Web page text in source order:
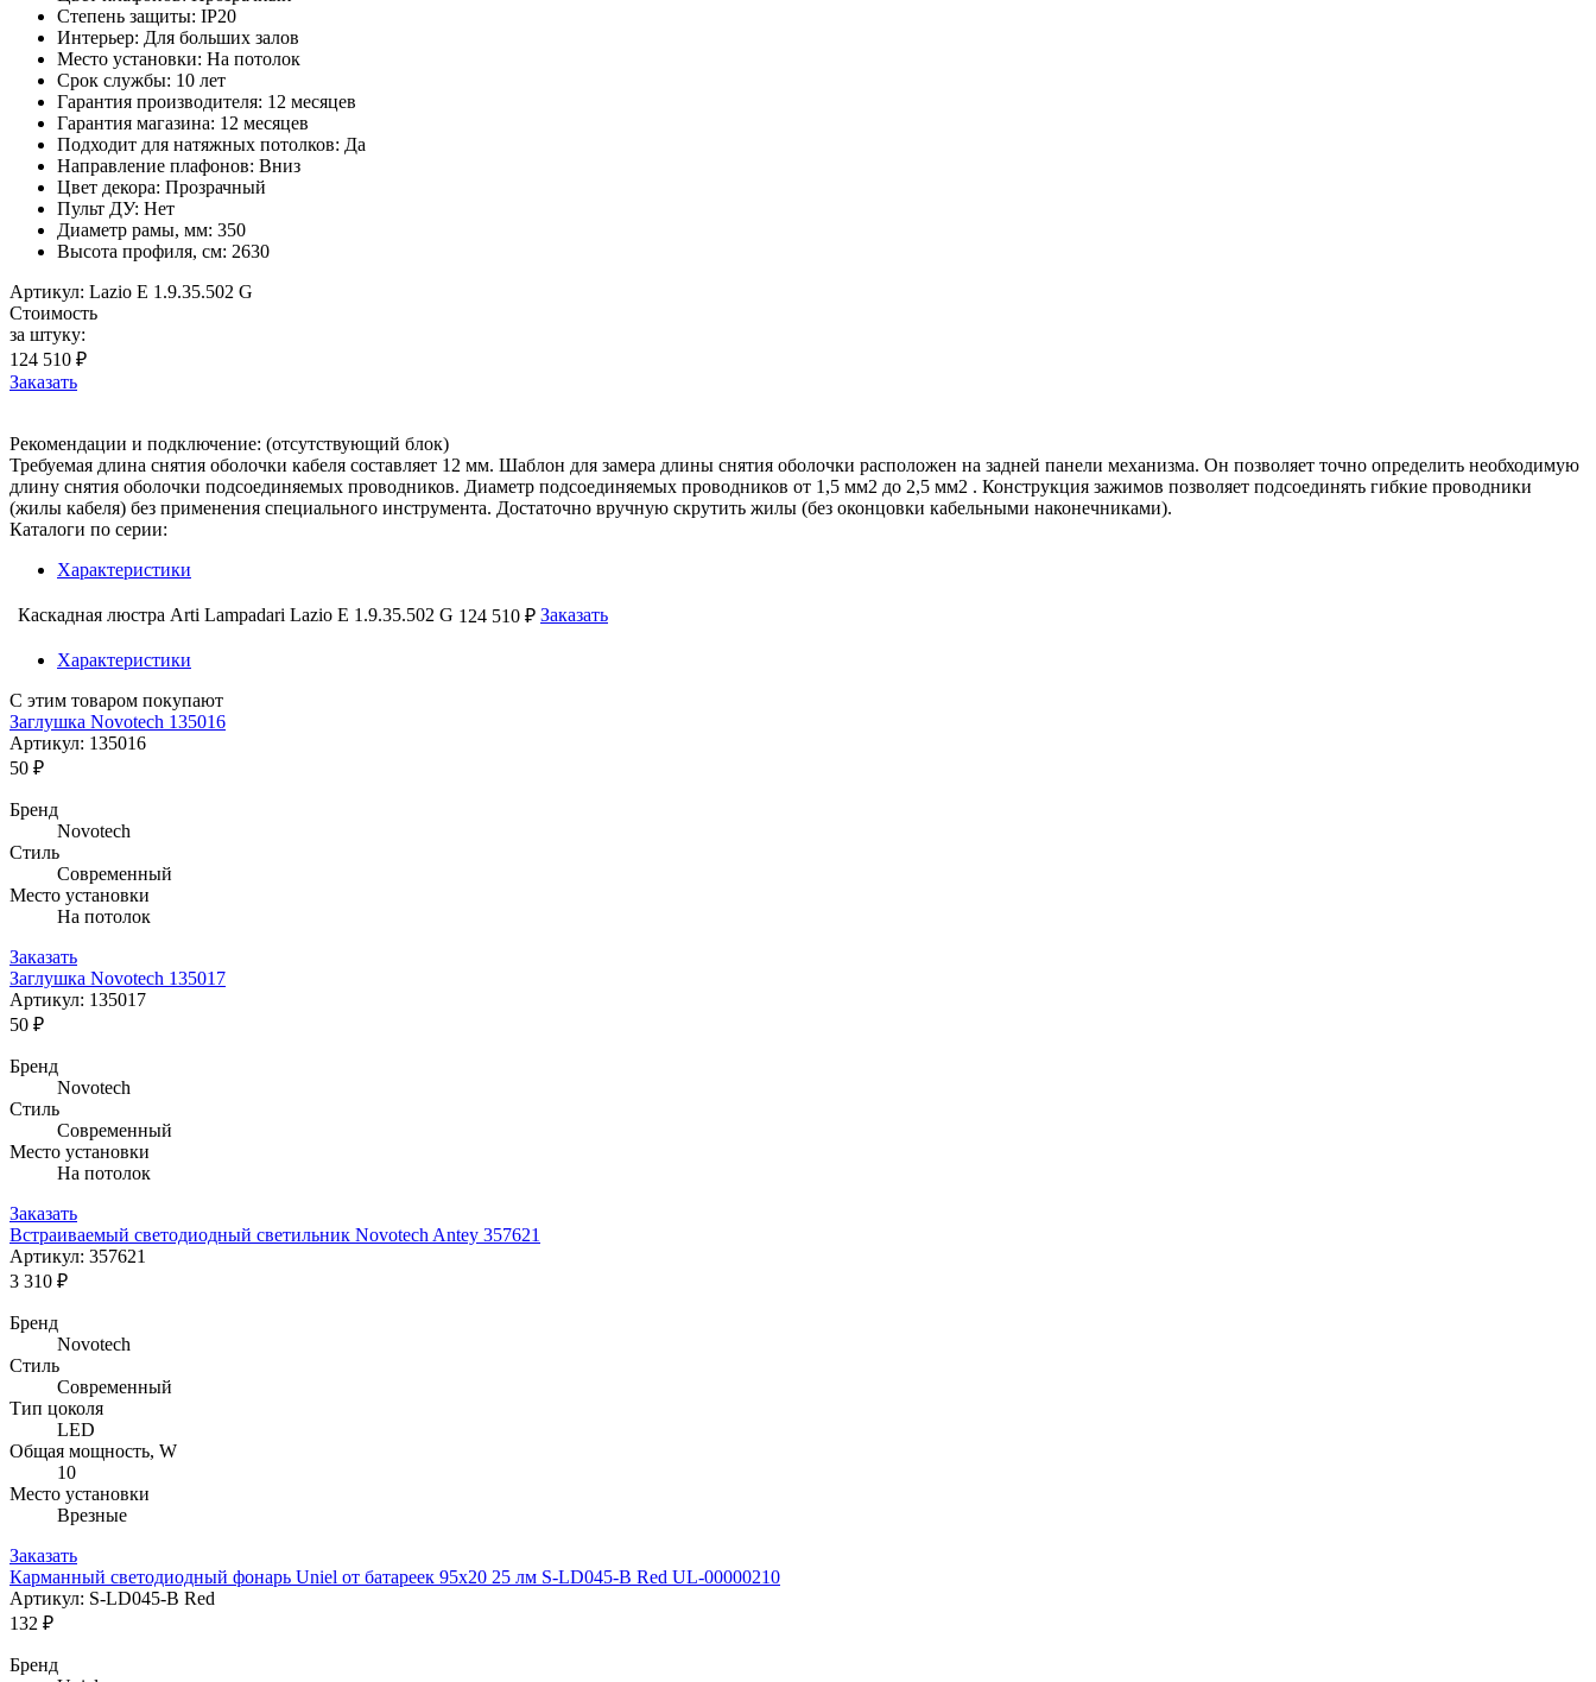
Степень защиты: IP20
Интерьер: Для больших залов
Место установки: На потолок
Срок службы: 10 лет
Гарантия производителя: 12 месяцев
Гарантия магазина: 12 месяцев
Подходит для натяжных потолков: Да
Направление плафонов: Вниз
Цвет декора: Прозрачный
Пульт ДУ: Нет
Диаметр рамы, мм: 350
Высота профиля, см: 2630
Артикул: Lazio E 1.9.35.502 G
Стоимость
за штуку:
124 510 ₽
Заказать
Рекомендации и подключение: (отсутствующий блок)
Требуемая длина снятия оболочки кабеля составляет 12 мм. Шаблон для замера длины снятия оболочки расположен на задней панели механизма. Он позволяет точно определить необходимую
длину снятия оболочки подсоединяемых проводников. Диаметр подсоединяемых проводников от 1,5 мм2 до 2,5 мм2 . Конструкция зажимов позволяет подсоединять гибкие проводники
(жилы кабеля) без применения специального инструмента. Достаточно вручную скрутить жилы (без оконцовки кабельными наконечниками).
Каталоги по серии:
Характеристики
Каскадная люстра Arti Lampadari Lazio E 1.9.35.502 G 124 510 ₽ Заказать
Характеристики
С этим товаром покупают
Заглушка Novotech 135016
Артикул: 135016
50 ₽
Бренд
Novotech
Стиль
Современный
Место установки
На потолок
Заказать
Заглушка Novotech 135017
Артикул: 135017
50 ₽
Бренд
Novotech
Стиль
Современный
Место установки
На потолок
Заказать
Встраиваемый светодиодный светильник Novotech Antey 357621
Артикул: 357621
3 310 ₽
Бренд
Novotech
Стиль
Современный
Тип цоколя
LED
Общая мощность, W
10
Место установки
Врезные
Заказать
Карманный светодиодный фонарь Uniel от батареек 95х20 25 лм S-LD045-B Red UL-00000210
Артикул: S-LD045-B Red
132 ₽
Бренд